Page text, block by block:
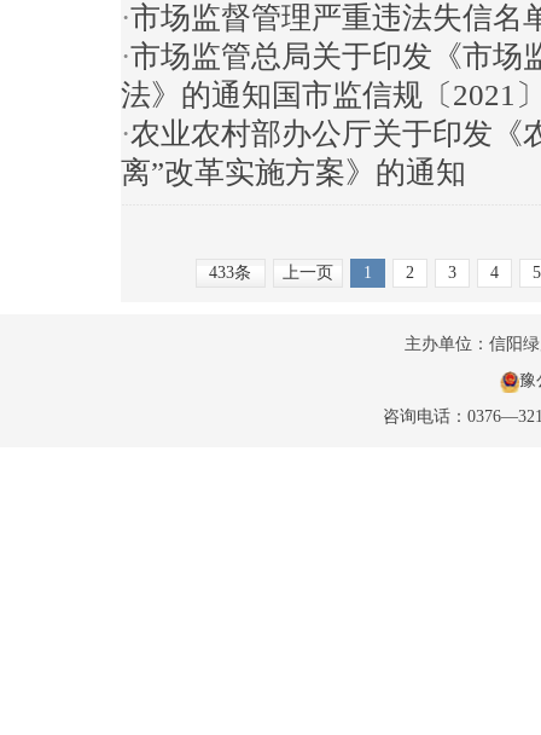
·市场监督管理严重违法失信名
·市场监管总局关于印发《市场
法》的通知国市监信规〔2021
·农业农村部办公厅关于印发《
离”改革实施方案》的通知
433条 上一页 1 2 3 4 5
主办单位：信阳
豫
咨询电话：